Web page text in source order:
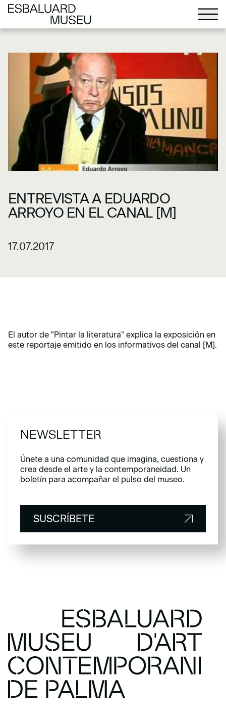
ENTREVISTA A EDUARDO
ARROYO EN EL CANAL [M]
17.07.2017
El autor de "Pintar la literatura" explica la exposición en
este reportaje emitido en los informativos del canal [M].
NEWSLETTER
Únete a una comunidad que imagina, cuestiona y
crea desde el arte y la contemporaneidad. Un
boletín para acompañar el pulso del museo.
SUSCRÍBETE
SUSCRÍBETE